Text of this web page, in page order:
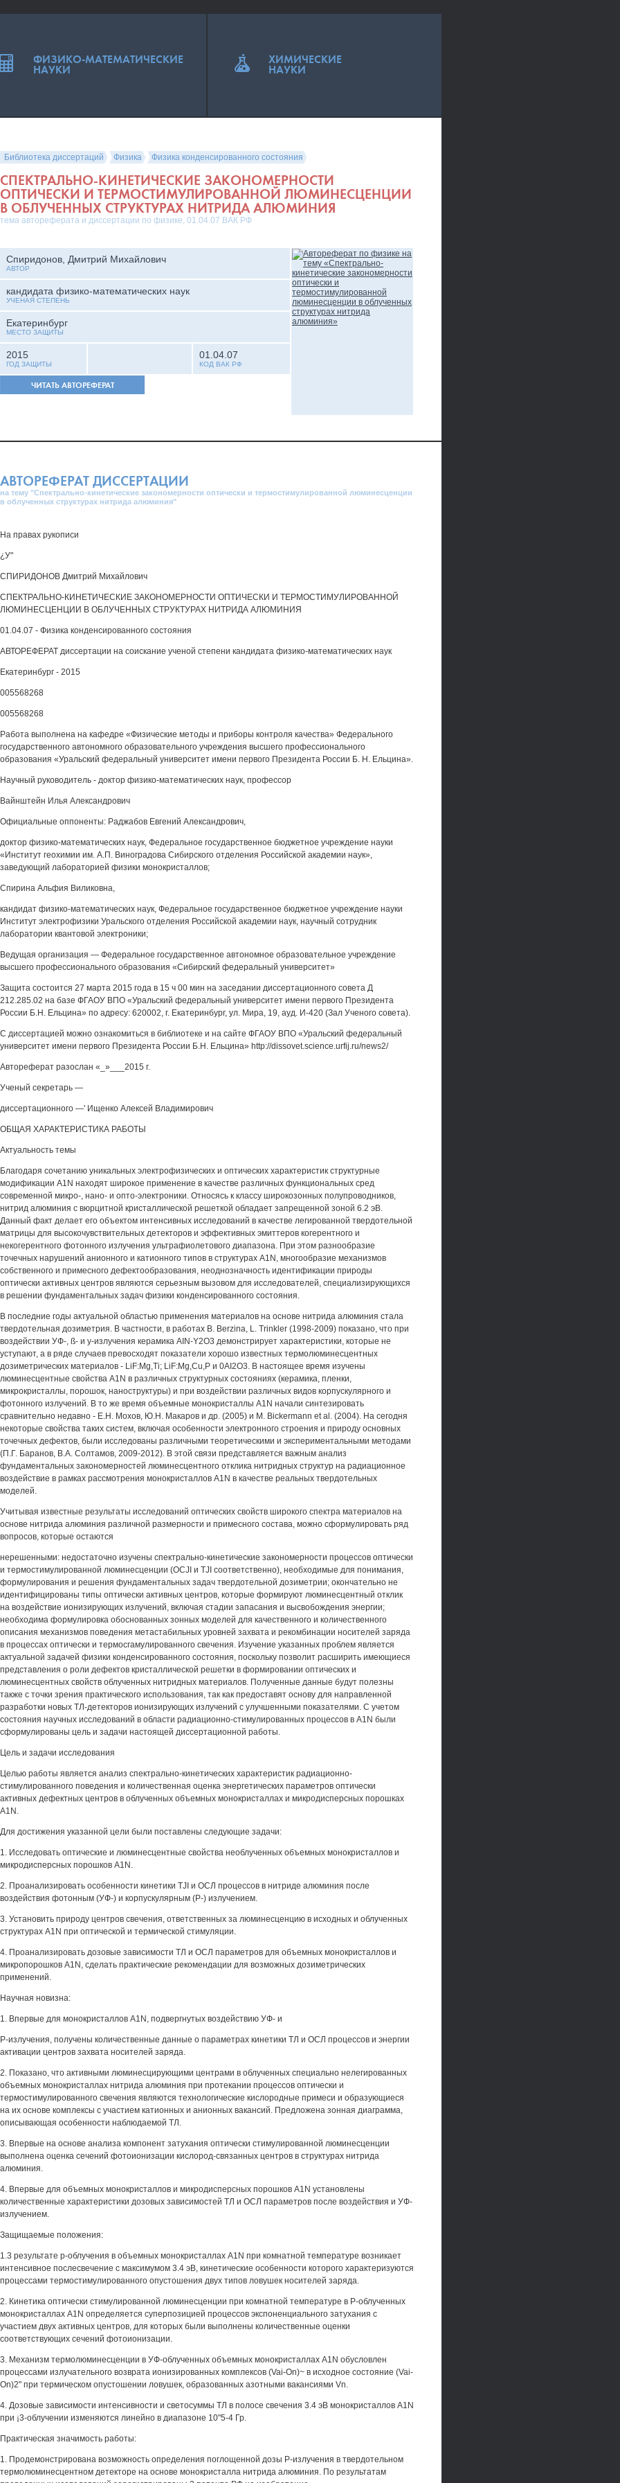
Библиотека диссертаций Физика Физика конденсированного состояния
СПЕКТРАЛЬНО-КИНЕТИЧЕСКИЕ ЗАКОНОМЕРНОСТИ
ОПТИЧЕСКИ И ТЕРМОСТИМУЛИРОВАННОЙ ЛЮМИНЕСЦЕНЦИИ
В ОБЛУЧЕННЫХ СТРУКТУРАХ НИТРИДА АЛЮМИНИЯ
тема автореферата и диссертации по физике, 01.04.07 ВАК РФ
Спиридонов, Дмитрий Михайлович
АВТОР
кандидата физико-математических наук
УЧЕНАЯ СТЕПЕНЬ
Екатеринбург
МЕСТО ЗАЩИТЫ
2015
ГОД ЗАЩИТЫ
01.04.07
КОД ВАК РФ
ЧИТАТЬ АВТОРЕФЕРАТ
АВТОРЕФЕРАТ ДИССЕРТАЦИИ
на тему "Спектрально-кинетические закономерности оптически и термостимулированной люминесценции
в облученных структурах нитрида алюминия"
На правах рукописи
¿У"
СПИРИДОНОВ Дмитрий Михайлович
СПЕКТРАЛЬНО-КИНЕТИЧЕСКИЕ ЗАКОНОМЕРНОСТИ ОПТИЧЕСКИ И ТЕРМОСТИМУЛИРОВАННОЙ
ЛЮМИНЕСЦЕНЦИИ В ОБЛУЧЕННЫХ СТРУКТУРАХ НИТРИДА АЛЮМИНИЯ
01.04.07 - Физика конденсированного состояния
АВТОРЕФЕРАТ диссертации на соискание ученой степени кандидата физико-математических наук
Екатеринбург - 2015
005568268
005568268
Работа выполнена на кафедре «Физические методы и приборы контроля качества» Федерального
государственного автономного образовательного учреждения высшего профессионального
образования «Уральский федеральный университет имени первого Президента России Б. Н. Ельцина».
Научный руководитель - доктор физико-математических наук, профессор
Вайнштейн Илья Александрович
Официальные оппоненты: Раджабов Евгений Александрович,
доктор физико-математических наук, Федеральное государственное бюджетное учреждение науки
«Институт геохимии им. А.П. Виноградова Сибирского отделения Российской академии наук»,
заведующий лабораторией физики монокристаллов;
Спирина Альфия Виликовна,
кандидат физико-математических наук, Федеральное государственное бюджетное учреждение науки
Институт электрофизики Уральского отделения Российской академии наук, научный сотрудник
лаборатории квантовой электроники;
Ведущая организация — Федеральное государственное автономное образовательное учреждение
высшего профессионального образования «Сибирский федеральный университет»
Защита состоится 27 марта 2015 года в 15 ч 00 мин на заседании диссертационного совета Д
212.285.02 на базе ФГАОУ ВПО «Уральский федеральный университет имени первого Президента
России Б.Н. Ельцина» по адресу: 620002, г. Екатеринбург, ул. Мира, 19, ауд. И-420 (Зал Ученого совета).
С диссертацией можно ознакомиться в библиотеке и на сайте ФГАОУ ВПО «Уральский федеральный
университет имени первого Президента России Б.Н. Ельцина» http://dissovet.science.urfij.ru/news2/
Автореферат разослан «_»___2015 г.
Ученый секретарь —
диссертационного —' Ищенко Алексей Владимирович
ОБЩАЯ ХАРАКТЕРИСТИКА РАБОТЫ
Актуальность темы
Благодаря сочетанию уникальных электрофизических и оптических характеристик структурные
модификации A1N находят широкое применение в качестве различных функциональных сред
современной микро-, нано- и опто-электроники. Относясь к классу широкозонных полупроводников,
нитрид алюминия с вюрцитной кристаллической решеткой обладает запрещенной зоной 6.2 эВ.
Данный факт делает его объектом интенсивных исследований в качестве легированной твердотельной
матрицы для высокочувствительных детекторов и эффективных эмиттеров когерентного и
некогерентного фотонного излучения ультрафиолетового диапазона. При этом разнообразие
точечных нарушений анионного и катионного типов в структурах A1N, многообразие механизмов
собственного и примесного дефектообразования, неоднозначность идентификации природы
оптически активных центров являются серьезным вызовом для исследователей, специализирующихся
в решении фундаментальных задач физики конденсированного состояния.
В последние годы актуальной областью применения материалов на основе нитрида алюминия стала
твердотельная дозиметрия. В частности, в работах В. Berzina, L. Trinkler (1998-2009) показано, что при
воздействии УФ-, ß- и у-излучения керамика AIN-Y2O3 демонстрирует характеристики, которые не
уступают, а в ряде случаев превосходят показатели хорошо известных термолюминесцентных
дозиметрических материалов - LiF:Mg,Ti; LiF:Mg,Cu,P и 0AI2O3. В настоящее время изучены
люминесцентные свойства A1N в различных структурных состояниях (керамика, пленки,
микрокристаллы, порошок, наноструктуры) и при воздействии различных видов корпускулярного и
фотонного излучений. В то же время объемные монокристаллы A1N начали синтезировать
сравнительно недавно - E.H. Мохов, Ю.Н. Макаров и др. (2005) и M. Bickermann et al. (2004). На сегодня
некоторые свойства таких систем, включая особенности электронного строения и природу основных
точечных дефектов, были исследованы различными теоретическими и экспериментальными методами
(П.Г. Баранов, В.А. Солтамов, 2009-2012). В этой связи представляется важным анализ
фундаментальных закономерностей люминесцентного отклика нитридных структур на радиационное
воздействие в рамках рассмотрения монокристаллов A1N в качестве реальных твердотельных
моделей.
Учитывая известные результаты исследований оптических свойств широкого спектра материалов на
основе нитрида алюминия различной размерности и примесного состава, можно сформулировать ряд
вопросов, которые остаются
нерешенными: недостаточно изучены спектрально-кинетические закономерности процессов оптически
и термостимулированной люминесценции (OCJI и TJI соответственно), необходимые для понимания,
формулирования и решения фундаментальных задач твердотельной дозиметрии; окончательно не
идентифицированы типы оптически активных центров, которые формируют люминесцентный отклик
на воздействие ионизирующих излучений, включая стадии запасания и высвобождения энергии;
необходима формулировка обоснованных зонных моделей для качественного и количественного
описания механизмов поведения метастабильных уровней захвата и рекомбинации носителей заряда
в процессах оптически и термосгамулированного свечения. Изучение указанных проблем является
актуальной задачей физики конденсированного состояния, поскольку позволит расширить имеющиеся
представления о роли дефектов кристаллической решетки в формировании оптических и
люминесцентных свойств облученных нитридных материалов. Полученные данные будут полезны
также с точки зрения практического использования, так как предоставят основу для направленной
разработки новых ТЛ-детекторов ионизирующих излучений с улучшенными показателями. С учетом
состояния научных исследований в области радиационно-стимулированных процессов в A1N были
сформулированы цель и задачи настоящей диссертационной работы.
Цель и задачи исследования
Целью работы является анализ спектрально-кинетических характеристик радиационно-
стимулированного поведения и количественная оценка энергетических параметров оптически
активных дефектных центров в облученных объемных монокристаллах и микродисперсных порошках
A1N.
Для достижения указанной цели были поставлены следующие задачи:
1. Исследовать оптические и люминесцентные свойства необлученных объемных монокристаллов и
микродисперсных порошков A1N.
2. Проанализировать особенности кинетики TJI и ОСЛ процессов в нитриде алюминия после
воздействия фотонным (УФ-) и корпускулярным (Р-) излучением.
3. Установить природу центров свечения, ответственных за люминесценцию в исходных и облученных
структурах A1N при оптической и термической стимуляции.
4. Проанализировать дозовые зависимости ТЛ и ОСЛ параметров для объемных монокристаллов и
микропорошков A1N, сделать практические рекомендации для возможных дозиметрических
применений.
Научная новизна:
1. Впервые для монокристаллов A1N, подвергнутых воздействию УФ- и
Р-излучения, получены количественные данные о параметрах кинетики ТЛ и ОСЛ процессов и энергии
активации центров захвата носителей заряда.
2. Показано, что активными люминесцирующими центрами в облученных специально нелегированных
объемных монокристаллах нитрида алюминия при протекании процессов оптически и
термостимулированного свечения являются технологические кислородные примеси и образующиеся
на их основе комплексы с участием катионных и анионных вакансий. Предложена зонная диаграмма,
описывающая особенности наблюдаемой ТЛ.
3. Впервые на основе анализа компонент затухания оптически стимулированной люминесценции
выполнена оценка сечений фотоионизации кислород-связанных центров в структурах нитрида
алюминия.
4. Впервые для объемных монокристаллов и микродисперсных порошков A1N установлены
количественные характеристики дозовых зависимостей ТЛ и ОСЛ параметров после воздействия и УФ-
излучением.
Защищаемые положения:
1.3 результате р-облучения в объемных монокристаллах A1N при комнатной температуре возникает
интенсивное послесвечение с максимумом 3.4 эВ, кинетические особенности которого характеризуются
процессами термостимулированного опустошения двух типов ловушек носителей заряда.
2. Кинетика оптически стимулированной люминесценции при комнатной температуре в Р-облученных
монокристаллах A1N определяется суперпозицией процессов экспоненциального затухания с
участием двух активных центров, для которых были выполнены количественные оценки
соответствующих сечений фотоионизации.
3. Механизм термолюминесценции в УФ-облученных объемных монокристаллах A1N обусловлен
процессами излучательного возврата ионизированных комплексов (Vai-On)~ в исходное состояние (Vai-
On)2" при термическом опустошении ловушек, образованных азотными вакансиями Vn.
4. Дозовые зависимости интенсивности и светосуммы ТЛ в полосе свечения 3.4 эВ монокристаллов A1N
при ¡3-облучении изменяются линейно в диапазоне 10"5-4 Гр.
Практическая значимость работы:
1. Продемонстрирована возможность определения поглощенной дозы Р-излучения в твердотельном
термолюминесцентном детекторе на основе монокристалла нитрида алюминия. По результатам
ФИЗИКО-МАТЕМАТИЧЕСКИЕ
НАУКИ
ХИМИЧЕСКИЕ
НАУКИ